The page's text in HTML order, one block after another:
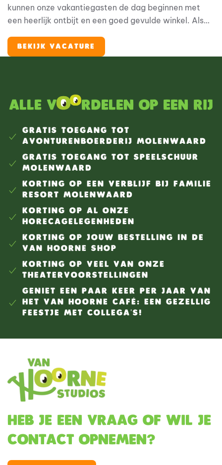
kunnen onze vakantiegasten de dag beginnen met
een heerlijk ontbijt en een goed gevulde winkel. Als
een unieke plek binnen het resort. Je zorgt ervoor dat
de broodjes vers worden afgebakken, de winkel er
BEKIJK VACATURE
Alle v rdelen op een rij
GRATIS TOEGANG TOT
AVONTURENBOERDERIJ MOLENWAARD
GRATIS TOEGANG TOT SPEELSCHUUR
MOLENWAARD
KORTING OP EEN VERBLIJF BIJ FAMILIE
RESORT MOLENWAARD
KORTING OP AL ONZE
HORECAGELEGENHEDEN
KORTING OP JOUW BESTELLING IN DE
VAN HOORNE SHOP
KORTING OP VEEL VAN ONZE
THEATERVOORSTELLINGEN
GENIET EEN PAAR KEER PER JAAR VAN
HET VAN HOORNE CAFÉ: EEN GEZELLIG
FEESTJE MET COLLEGA'S!
Heb je een vraag of wil je
contact opnemen?